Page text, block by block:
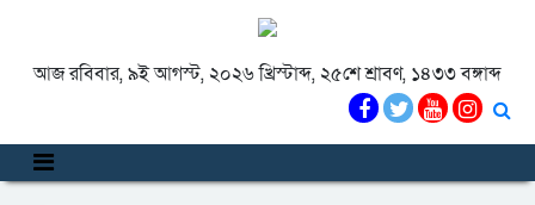
আজ রবিবার, ৯ই আগস্ট, ২০২৬ খ্রিস্টাব্দ, ২৫শে শ্রাবণ, ১৪৩৩ বঙ্গাব্দ